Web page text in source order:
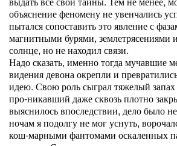
объяснение феномену не увенчались
пытался сопоставить это явление с
магнитными бурями,
солнце, но не находил связи.
Надо сказать, именно тогда мучавшие
видения девона окрепли и
идею. Свою роль сыграл тяжелый
про-никавший даже сквозь плотно
выяснилось впоследствии, дело было
ночам я подолгу не мог уснуть,
кош-марными фантомами оскаленных